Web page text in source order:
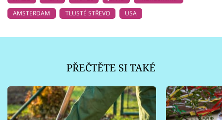
AMSTERDAM
TLUSTÉ STŘEVO USA
PŘEČTĚTE SI TAKÉ